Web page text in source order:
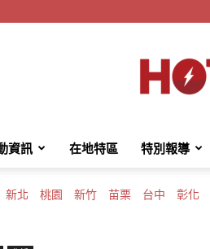
資訊 在地特區 特別報導
新北 桃園 新竹 苗栗 台中 彰化